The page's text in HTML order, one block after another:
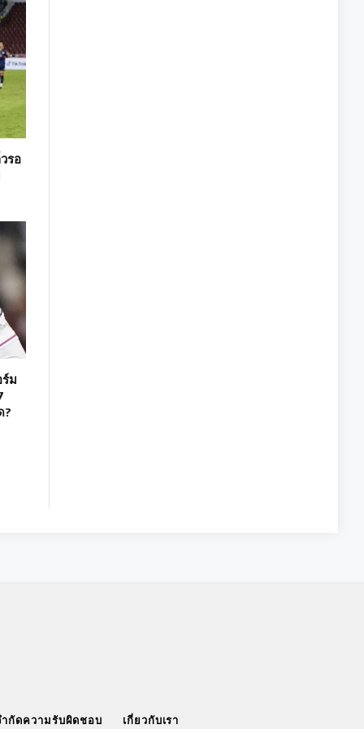
รอ
ม
?
กัดความรับผิดชอบ เกี่ยวกับเรา